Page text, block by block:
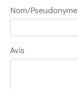
Nom/Pseudonyme
Avis